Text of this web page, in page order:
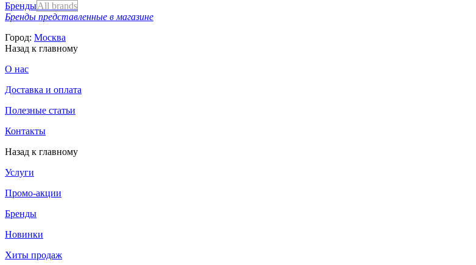
БрендыAll brands
Бренды представленные в магазине
Город: Москва
Назад к главному
О нас
Доставка и оплата
Полезные статьи
Контакты
Назад к главному
Услуги
Промо-акции
Бренды
Новинки
Хиты продаж